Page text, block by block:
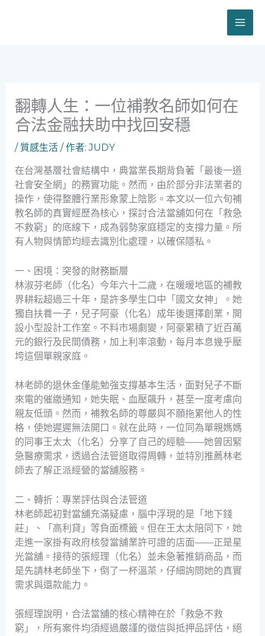
翻轉人生：一位補教名師如何在
合法金融扶助中找回安穩
/ 質感生活/ 作者:JUDY
在台灣基層社會結構中，典當業長期背負著「最後一道
社會安全網」的務實功能。然而，由於部分非法業者的
操作，使得整體行業形象蒙上陰影。本文以一位六旬補
教名師的真實經歷為核心，探討合法當舖如何在「救急
不救窮」的底線下，成為弱勢家庭穩定的支撐力量。所
有人物與情節均經去識別化處理，以確保隱私。
一、困境：突發的財務斷層
林淑芬老師（化名）今年六十二歲，在暖暖地區的補教
界耕耘超過三十年，是許多學生口中「國文女神」。她
獨自扶養一子，兒子阿豪（化名）成年後選擇創業，開
設小型設計工作室。不料市場劇變，阿豪累積了近百萬
元的銀行及民間債務，加上利率滾動，每月本息幾乎壓
垮這個單親家庭。
林老師的退休金僅能勉強支撐基本生活，面對兒子不斷
來電的催繳通知，她失眠、血壓飆升，甚至一度考慮向
親友低頭。然而，補教名師的尊嚴與不願拖累他人的性
格，使她遲遲無法開口。就在此時，一位同為單親媽媽
的同事王太太（化名）分享了自己的經驗——她曾因緊
急醫療需求，透過合法管道取得周轉，並特別推薦林老
師去了解正派經營的當舖服務。
二、轉折：專業評估與合法管道
林老師起初對當舖充滿疑慮，腦中浮現的是「地下錢
莊」、「高利貸」等負面標籤。但在王太太陪同下，她
走進一家掛有政府核發當舖業許可證的店面——正是星
光當舖。接待的張經理（化名）並未急著推銷商品，而
是先請林老師坐下，倒了一杯溫茶，仔細詢問她的真實
需求與還款能力。
張經理說明，合法當舖的核心精神在於「救急不救
窮」，所有案件均須經過嚴謹的徵信與抵押品評估，絕